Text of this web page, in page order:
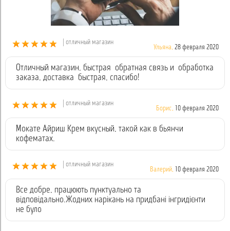
| отличный магазин
Ульяна, 28 февраля 2020
Отличный магазин, быстрая обратная связь и обработка
заказа, доставка быстрая, спасибо!
| отличный магазин
Борис, 10 февраля 2020
Мокате Айриш Крем вкусный, такой как в бьянчи
кофематах.
| отличный магазин
Валерий, 10 февраля 2020
Все добре, працюють пунктуально та
відповідально.Жодних нарікань на придбані інгридієнти
не було